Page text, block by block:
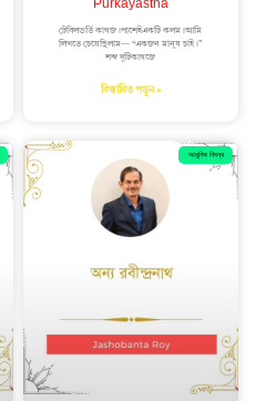
Purkayastha
টেবিলভর্তি কাগজ।পাশেইএকটি কলম।আমি
লিখতে চেয়েছিলাম— “একজন মানুষ চাই।”
শব্দ দুটিকাগজে
বিস্তারিত পড়ুন »
আধুনিক নিবন্ধ